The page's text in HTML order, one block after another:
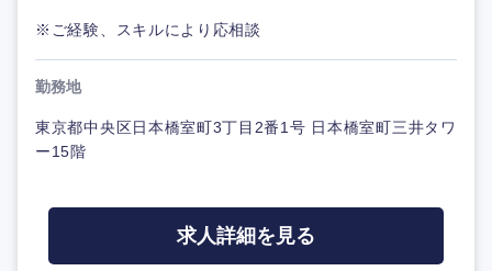
※ご経験、スキルにより応相談
勤務地
東京都中央区日本橋室町3丁目2番1号 日本橋室町三井タワ
ー15階
求人詳細を見る